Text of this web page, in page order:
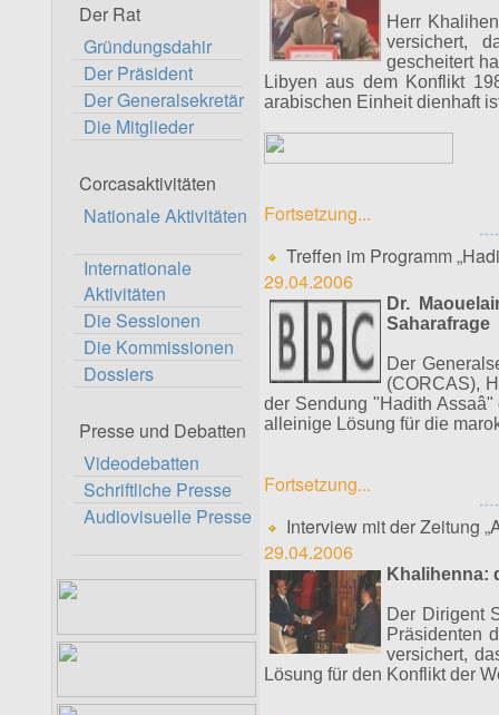
Der Rat
Gründungsdahir
Der Präsident
Der Generalsekretär
Die Mitglieder
Corcasaktivitäten
Nationale Aktivitäten
Internationale
Aktivitäten
Die Sessionen
Die Kommissionen
Dossiers
Presse und Debatten
Videodebatten
Schriftliche Presse
Audiovisuelle Presse
Herr
versichert,
gescheitert
Libyen aus dem Konflikt
arabischen Einheit dienhaft
Fortsetzung...
Treffen im Programm
29.04.2006
Dr.
Saharafrage
Der
(CORCAS),
der Sendung "Hadith
alleinige Lösung für die
Fortsetzung...
Interview mit der Zeitung
29.04.2006
Khalihenna:
Der Dirigent
Präsidenten
versichert,
Lösung für den Konflikt der